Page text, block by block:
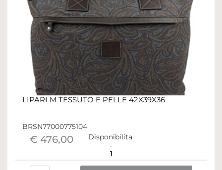
LIPARI M TESSUTO E PELLE 42X39X36
BRSN77000775104
€ 476,00 Disponibilita'
1